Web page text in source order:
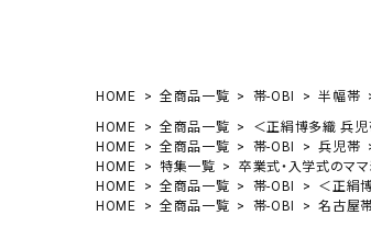
HOME 全商品一覧 帯-OBI 半幅帯
HOME
全商品一覧
＜正絹博多織 兵児
HOME
全商品一覧 帯-OBI 兵児帯
HOME
特集一覧 卒業式・入学式のマ
HOME
全商品一覧 帯-OBI
＜正絹
HOME
全商品一覧 帯-OBI 名古屋